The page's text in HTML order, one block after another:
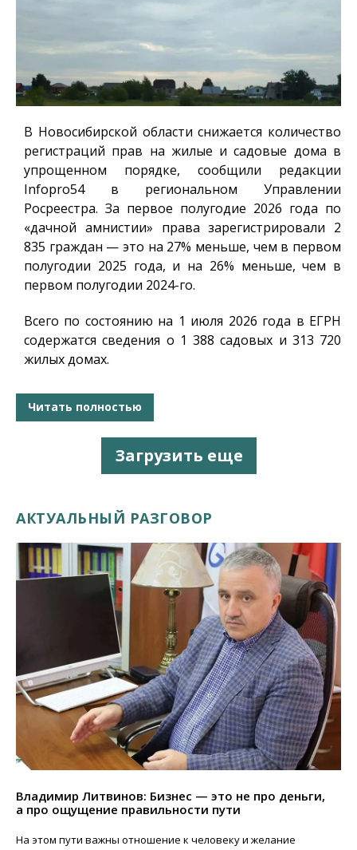
В Новосибирской области снижается количество
регистраций прав на жилые и садовые дома в
упрощенном порядке, сообщили редакции
Infopro54в региональном Управлении
Росреестра. За первое полугодие 2026 года по
«дачной амнистии» права зарегистрировали 2
835 граждан — это на 27% меньше, чем в первом
полугодии 2025 года, и на 26% меньше, чем в
первом полугодии 2024-го.
Всего по состоянию на 1 июля 2026 года в ЕГРН
содержатся сведения о 1 388 садовых и 313 720
жилых домах.
Читать полностью
Загрузить еще
АКТУАЛЬНЫЙ РАЗГОВОР
Владимир Литвинов: Бизнес — это не про деньги,
а про ощущение правильности пути
На этом пути важны отношение к человеку и желание